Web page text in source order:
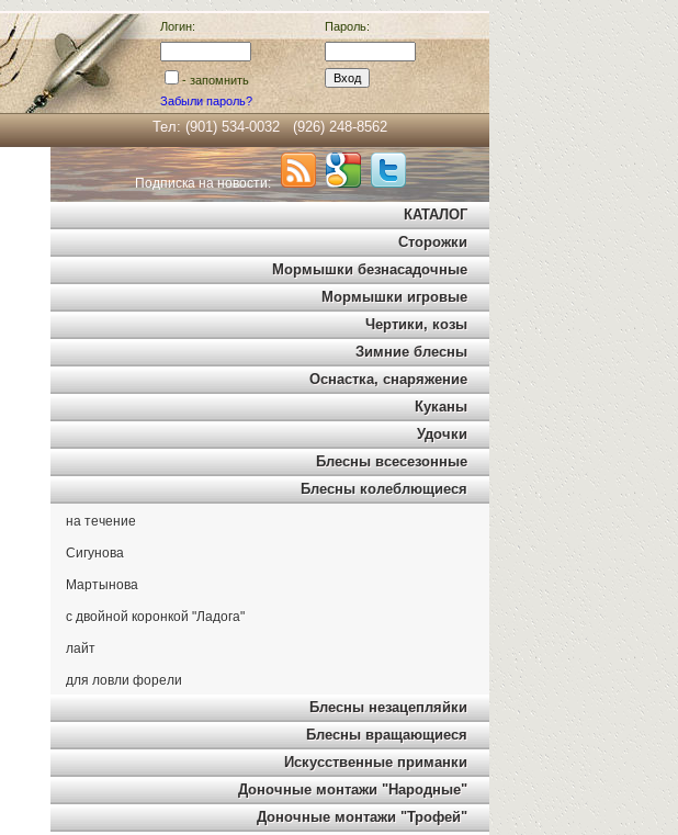
Логин: Пароль:
- запомнить
Забыли пароль?
Тел: (901) 534-0032 (926) 248-8562
Подписка на новости:
КАТАЛОГ
Сторожки
Мормышки безнасадочные
Мормышки игровые
Чертики, козы
Зимние блесны
Оснастка, снаряжение
Куканы
Удочки
Блесны всесезонные
Блесны колеблющиеся
на течение
Сигунова
Мартынова
с двойной коронкой "Ладога"
лайт
для ловли форели
Блесны незацепляйки
Блесны вращающиеся
Искусственные приманки
Доночные монтажи "Народные"
Доночные монтажи "Трофей"